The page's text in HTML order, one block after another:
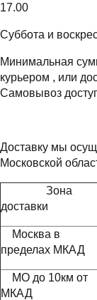
17.00
Суббота и
Минимальная
курьером , или
Самовывоз
Доставку мы
Московской
Зона
доставки
Москва в
пределах МКАД
МО до 10км от
МКАД